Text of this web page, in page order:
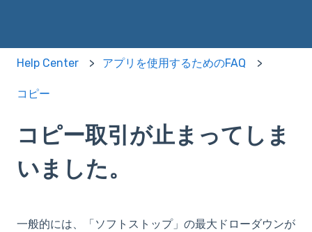
Help Center アプリを使用するためのFAQ
コピー
コピー取引が止まってしま
いました。
一般的には、「ソフトストップ」の最大ドローダウンが